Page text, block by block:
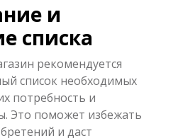
и
списка
рекомендуется
список необходимых
потребность и
Это поможет избежать
и даст